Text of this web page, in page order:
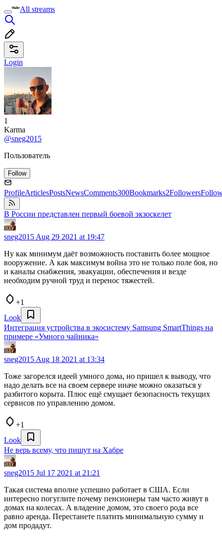
All streams
Login
1
Karma
@sneg2015
Пользователь
Follow
ProfileArticlesPostsNewsComments300Bookmarks2Followers
В России представлен первый боевой экзоскелет
sneg2015 Aug 29 2021 at 19:47
Ну как минимум даёт возможность поставить более мощное
вооружение. А как максимум война это не только поле боя, но
и каналы снабжения, эвакуации, обеспечения и везде
необходим ручной труд и перенос тяжестей.
+1
Look
Интеграция устройства в экосистему Samsung SmartThings на
примере «Умного чайника»
sneg2015 Aug 18 2021 at 13:34
Тоже загорелся идеей умного дома, но пришел к выводу, что
надо делать все на своем сервере иначе можно оказаться у
разбитого корыта. Плюс ещё смущает безопасность текущих
сервисов по управлению домом.
+1
Look
Не верь всему, что пишут на Хабре
sneg2015 Jul 17 2021 at 21:21
Такая система вполне успешно работает в США. Если
интересно погуглите почему пенсионеры там часто живут в
домах на колесах. А владение домом, это своего рода все
равно аренда. Перестанете платить минимальную сумму и
дом продадут.